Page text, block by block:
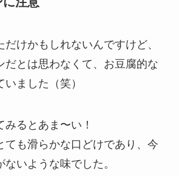
けかもしれないんですけど、
だとは思わなくて、お豆腐的な
ました（笑）
るとあま〜い！
ても滑らかな口どけであり、今
ないような味でした。